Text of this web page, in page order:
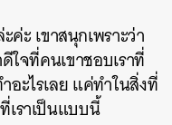
ะ เขาสนุกเพราะว่า
ใจที่คนเขาชอบเราที่
อะไรเลย แค่ทำในสิ่งที่
เราเป็นแบบนี้